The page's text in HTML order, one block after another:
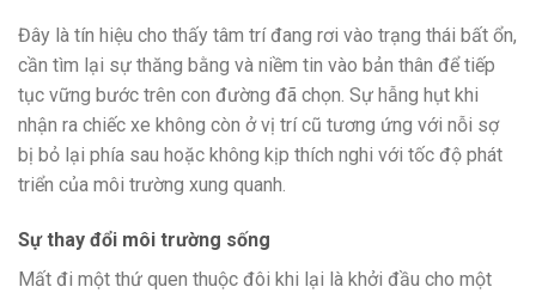
Đây là tín hiệu cho thấy tâm trí đang rơi vào trạng thái bất ổn,
cần tìm lại sự thăng bằng và niềm tin vào bản thân để tiếp
tục vững bước trên con đường đã chọn. Sự hẫng hụt khi
nhận ra chiếc xe không còn ở vị trí cũ tương ứng với nỗi sợ
bị bỏ lại phía sau hoặc không kịp thích nghi với tốc độ phát
triển của môi trường xung quanh.
Sự thay đổi môi trường sống
Mất đi một thứ quen thuộc đôi khi lại là khởi đầu cho một